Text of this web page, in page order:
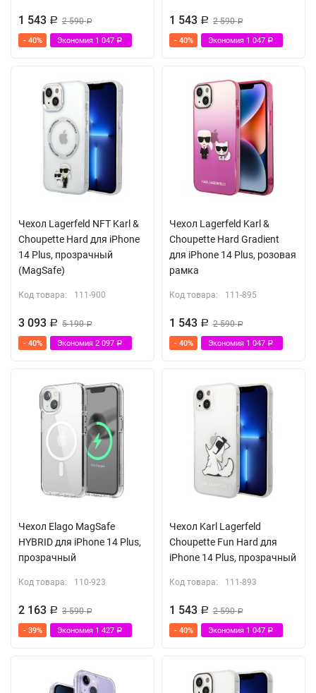
1 543 Р 2 590Р
- 40% Экономия 1 047 Р
1 543 Р 2 590Р
- 40% Экономия 1 047 Р
Чехол Lagerfeld NFT Karl &
Choupette Hard для iPhone
14 Plus, прозрачный
(MagSafe)
Код товара: 111-900
3 093 Р 5 190Р
- 40% Экономия 2 097 Р
Чехол Lagerfeld Karl &
Choupette Hard Gradient
для iPhone 14 Plus, розовая
рамка
Код товара: 111-895
1 543 Р 2 590Р
- 40% Экономия 1 047 Р
Чехол Elago MagSafe
HYBRID для iPhone 14 Plus,
прозрачный
Код товара: 110-923
2 163 Р 3 590Р
- 39% Экономия 1 427 Р
Чехол Karl Lagerfeld
Choupette Fun Hard для
iPhone 14 Plus, прозрачный
Код товара: 111-893
1 543 Р 2 590Р
- 40% Экономия 1 047 Р